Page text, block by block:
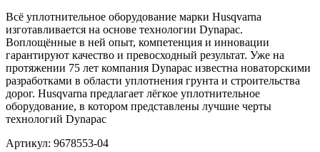
Всё уплотнительное оборудование марки Husqvarna
изготавливается на основе технологии Dynapac.
Воплощённые в ней опыт, компетенция и инновации
гарантируют качество и превосходный результат. Уже на
протяжении 75 лет компания Dynapac известна новаторскими
разработками в области уплотнения грунта и строительства
дорог. Husqvarna предлагает лёгкое уплотнительное
оборудование, в котором представлены лучшие черты
технологий Dynapac
Артикул: 9678553-04